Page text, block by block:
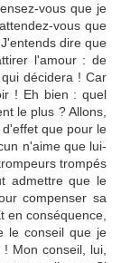
vous que je
vous que
dire que
l'amour : de
décidera ! Car
! Eh bien : quel
le plus ? Allons,
que pour le
n'aime que lui-
trompés
admettre que le
compenser sa
en conséquence,
le conseil que je
Mon conseil, lui,